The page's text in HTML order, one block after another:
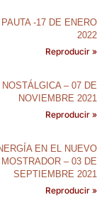
-17 DE ENERO
2022
Reproducir »
– 07 DE
NOVIEMBRE 2021
Reproducir »
EN EL NUEVO
– 03 DE
SEPTIEMBRE 2021
Reproducir »